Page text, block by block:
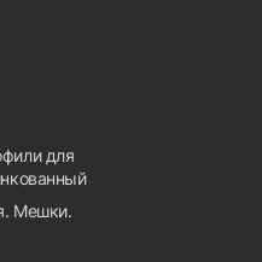
для
Мешки.